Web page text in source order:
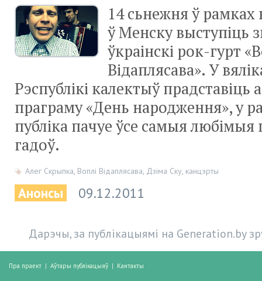
14 сьнежня ў рамках
ў Менску выступіць
ўкраінскі рок-гурт
Відаплясава». У
Рэспублікі калектыў
праграму «День народження», у
публіка пачуе ўсе самыя любімыя
гадоў.
Алег Скрыпка, Воплі Відаплясава, Дзіма Ску, канцэрты
Анонсы 09.12.2011
Дарэчы, за публікацыямі на Generation.by
Пра праект | Аўтары публікацыяў | Кантакты